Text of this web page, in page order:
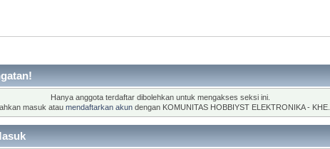
Hanya anggota terdaftar dibolehkan untuk mengakses seksi ini.
masuk atau mendaftarkan akundengan KOMUNITAS HOBBIYST ELEKTRONIKA - KHE.